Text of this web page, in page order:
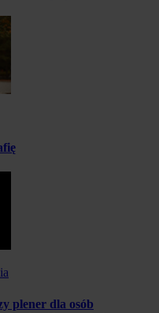
plener dla osób